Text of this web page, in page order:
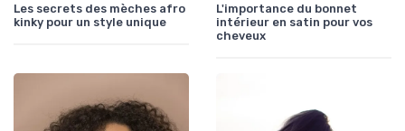
Les secrets des mèches afro
kinky pour un style unique
L'importance du bonnet
intérieur en satin pour vos
cheveux